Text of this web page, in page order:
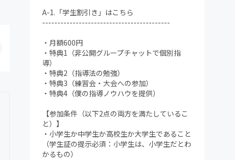
A-1.「学生割引き」はこちら
------------------------------------------
・月額600円
・特典1（非公開グループチャットで個別指
導）
・特典2（指導法の勉強）
・特典3（練習会・大会への参加）
・特典4（僕の指導ノウハウを提供）
【参加条件（以下2点の両方を満たしているこ
と）】
・小学生か中学生か高校生か大学生であること
（学生証の提示必須：小学生は、小学生だとわ
かるもの）